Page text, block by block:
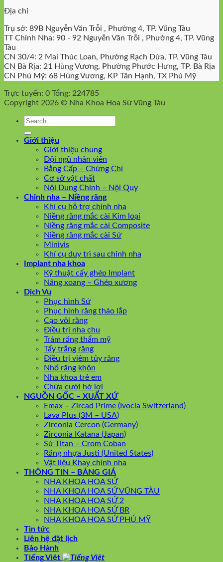
Địa chỉ
Trụ sở: 89B Nguyễn Văn Trỗi , Phường 4, TP. Vũng Tàu
TT Chỉnh Nha: 90 - 92 Nguyễn Văn Trỗi , Phường 4, TP. Vũng
Tàu
CN 30/4: 2 Mai Thúc Loan, Phường Rạch Dừa, TP. Vũng Tàu
CN Bà Rịa: 21 Hùng Vương, Phường Phước Hưng, TP. Bà Rịa
CN Phú Mỹ: 68 Hùng Vương, KP Tân Hạnh, TX Phú Mỹ
Trực tuyến: 0 Tổng: 224785
Copyright 2026 © Nha Khoa Hoa Sứ Vũng Tàu
Giới thiệu
Giới thiệu chung
Đội ngũ nhân viên
Bằng Cấp – Chứng Chỉ
Cơ sở vật chất
Nội Dung Chính – Nội Quy
Chỉnh nha – Niềng răng
Khí cụ hỗ trợ chỉnh nha
Niềng răng mắc cài Kim loại
Niềng răng mắc cài Composite
Niềng răng mắc cài Sứ
Minivis
Khí cụ duy trì sau chỉnh nha
Implant nha khoa
Kỹ thuật cấy ghép Implant
Nâng xoang – Ghép xương
Dịch Vụ
Phục hình Sứ
Phục hình răng tháo lắp
Cạo vôi răng
Điều trị nha chu
Trám răng thẩm mỹ
Tẩy trắng răng
Điều trị viêm tủy răng
Nhổ răng khôn
Nha khoa trẻ em
Chữa cười hở lợi
NGUỒN GỐC – XUẤT XỨ
Emax – Zircad Prime (Ivocla Switzerland)
Lava Plus (3M – USA)
Zirconia Cercon (Germany)
Zirconia Katana (Japan)
Sứ Titan – Crom Coban
Răng nhựa Justi (United States)
Vật liệu Khay chỉnh nha
THÔNG TIN – BẢNG GIÁ
NHA KHOA HOA SỨ
NHA KHOA HOA SỨ VŨNG TÀU
NHA KHOA HOA SỨ 2
NHA KHOA HOA SỨ BR
NHA KHOA HOA SỨ PHÚ MỸ
Tin tức
Liên hệ đặt lịch
Bảo Hành
Tiếng Việt